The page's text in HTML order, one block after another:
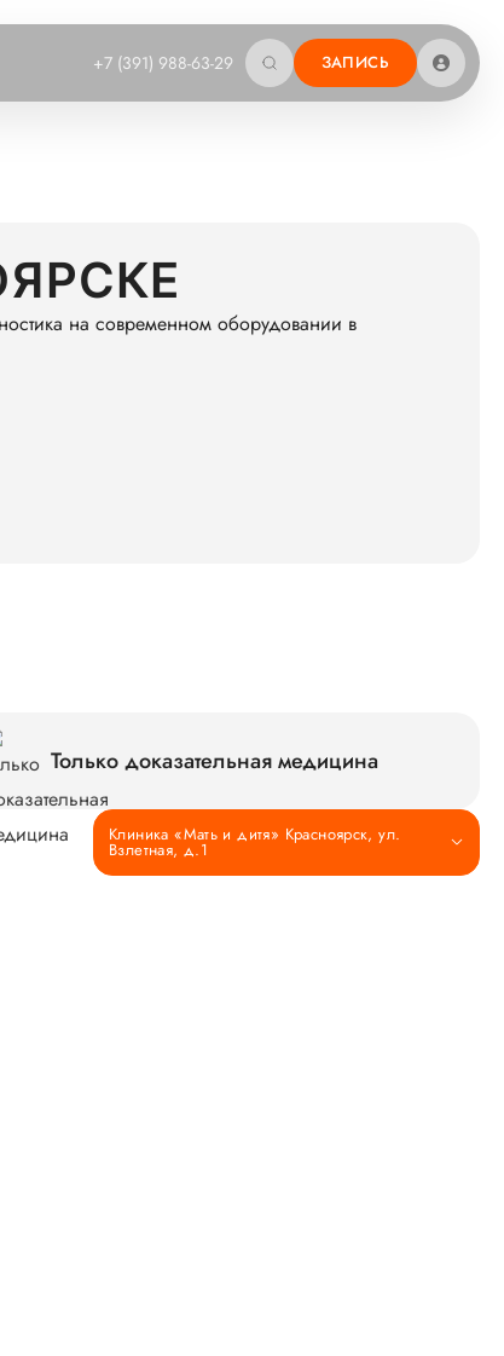
+7 (391) 988-63-29 ЗАПИСЬ
на современном оборудовании в
Только доказательная медицина
Клиника «Мать и дитя» Красноярск, ул.
Взлетная, д.1